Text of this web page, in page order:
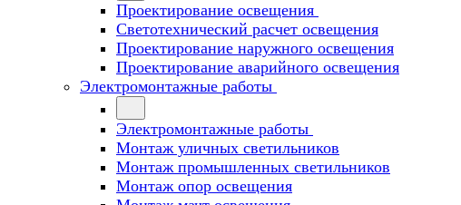
Проектирование освещения
Светотехнический расчет освещения
Проектирование наружного освещения
Проектирование аварийного освещения
Электромонтажные работы
Электромонтажные работы
Монтаж уличных светильников
Монтаж промышленных светильников
Монтаж опор освещения